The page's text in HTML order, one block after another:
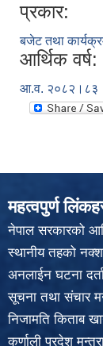
प्रकार:
बजेट तथा
आर्थिक वर्ष:
आ.व. २०८२।८३
महत्वपुर्ण
नेपाल सरकारको
स्थानीय तहको
अनलाईन घटना
सूचना तथा संचार
निजामति किताब
कर्णाली प्रदेश